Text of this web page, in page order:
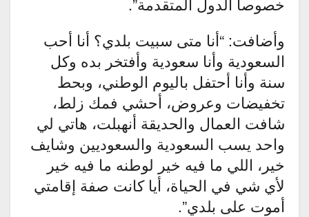
وأضافت: “أنا متى سبيت بلدي؟ أنا أحب
السعودية وأنا سعودية وأفتخر بده وكل
سنة وأنا أحتفل باليوم الوطني، وبحط
تخفيضات وعروض، أحشي فمك زلط،
شافت العمال والحديقة أنهبلت، هاتي لي
واحد يسب السعودية والسعوديين وشايف
خير، اللي ما فيه خير لوطنه ما فيه خير
لأي شي في الحياة، أيا كانت صفة إقامتي
أموت على بلدي”.